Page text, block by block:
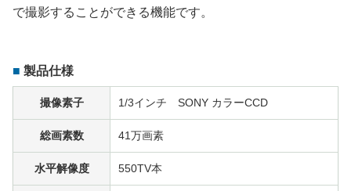
で撮影することができる機能です。
製品仕様
撮像素子 1/3インチ SONY カラーCCD
総画素数 41万画素
水平解像度 550TV本